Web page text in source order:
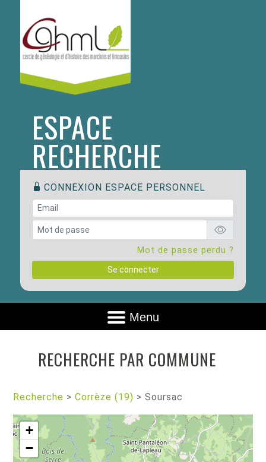
ESPACE
RECHERCHE
CONNEXION ESPACE PERSONNEL
Mot de passe perdu ?
Se connecter
Menu
RECHERCHE PAR COMMUNE
Recherche >Corrèze (19) >Soursac
+
−